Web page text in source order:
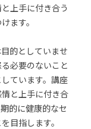
上手に付き合う
ます。
的としていませ
必要のないこと
ています。講座
と上手に付き合
的に健康的なセ
目指します。